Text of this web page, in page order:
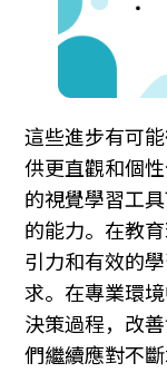
這些進步有可
供更直觀和個
的視覺學習工
的能力。在教
引力和有效的
求。在專業環
決策過程，改
們繼續應對不